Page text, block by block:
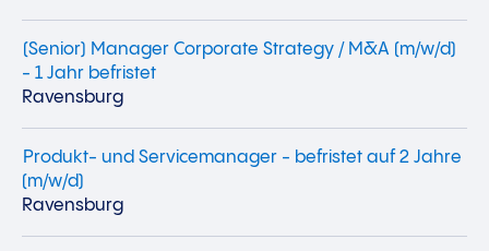
(Senior) Manager Corporate Strategy / M&A (m/w/d)
- 1 Jahr befristet
Ravensburg
Produkt- und Servicemanager - befristet auf 2 Jahre
(m/w/d)
Ravensburg